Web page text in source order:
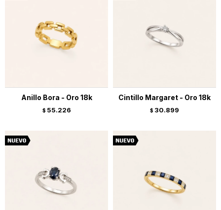
Anillo Bora - Oro 18k
$ 55.226
Cintillo Margaret - Oro 18k
$ 30.899